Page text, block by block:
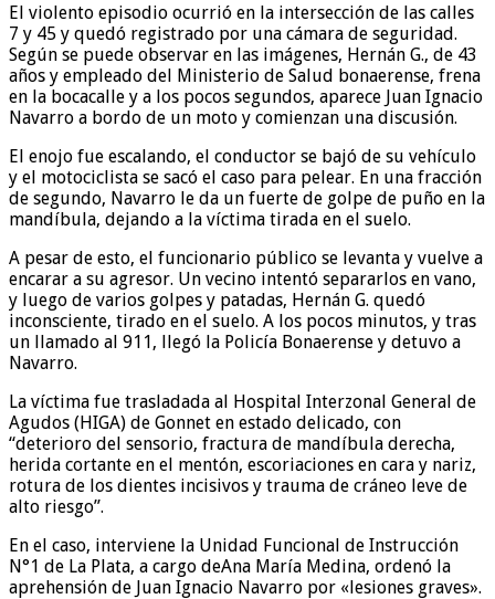
El violento episodio ocurrió en la intersección de las calles
7 y 45 y quedó registrado por una cámara de seguridad.
Según se puede observar en las imágenes, Hernán G., de 43
años y empleado del Ministerio de Salud bonaerense, frena
en la bocacalle y a los pocos segundos, aparece Juan Ignacio
Navarro a bordo de un moto y comienzan una discusión.
El enojo fue escalando, el conductor se bajó de su vehículo
y el motociclista se sacó el caso para pelear. En una fracción
de segundo, Navarro le da un fuerte de golpe de puño en la
mandíbula, dejando a la víctima tirada en el suelo.
A pesar de esto, el funcionario público se levanta y vuelve a
encarar a su agresor. Un vecino intentó separarlos en vano,
y luego de varios golpes y patadas, Hernán G. quedó
inconsciente, tirado en el suelo. A los pocos minutos, y tras
un llamado al 911, llegó la Policía Bonaerense y detuvo a
Navarro.
La víctima fue trasladada al Hospital Interzonal General de
Agudos (HIGA) de Gonnet en estado delicado, con
“deterioro del sensorio, fractura de mandíbula derecha,
herida cortante en el mentón, escoriaciones en cara y nariz,
rotura de los dientes incisivos y trauma de cráneo leve de
alto riesgo”.
En el caso, interviene la Unidad Funcional de Instrucción
N°1 de La Plata, a cargo deAna María Medina, ordenó la
aprehensión de Juan Ignacio Navarro por «lesiones graves».